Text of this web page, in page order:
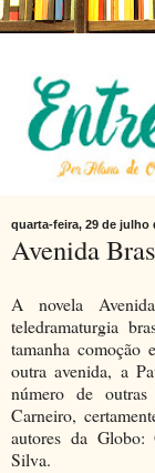
quarta-feira, 29 de julho
Avenida
A novela
teledramaturgia
tamanha comoção
outra avenida, a
número de
Carneiro,
autores da
Silva.